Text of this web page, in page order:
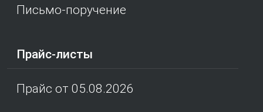
Письмо-поручение
Прайс-листы
Прайс от 05.08.2026